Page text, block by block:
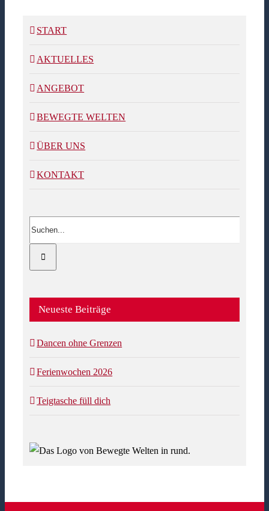
START
AKTUELLES
ANGEBOT
BEWEGTE WELTEN
ÜBER UNS
KONTAKT
Neueste Beiträge
Dancen ohne Grenzen
Ferienwochen 2026
Teigtasche füll dich